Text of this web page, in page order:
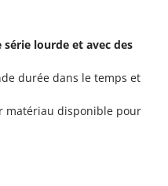
aluminium
lourde et avec des
durée dans le temps et
matériau disponible pour